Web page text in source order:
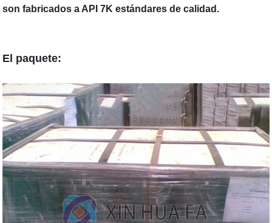
son fabricados a API 7K estándares de calidad.
El paquete: